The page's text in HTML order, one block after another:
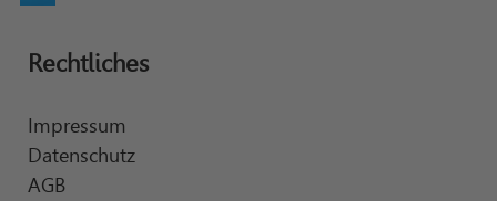
Rechtliches
Impressum
Datenschutz
AGB